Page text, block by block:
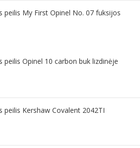
peilis My First Opinel No. 07 fuksijos
peilis Opinel 10 carbon buk lizdinėje
peilis Kershaw Covalent 2042TI